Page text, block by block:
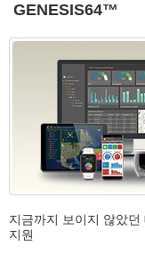
GENESIS64™
지금까지 보이지 않았
지원